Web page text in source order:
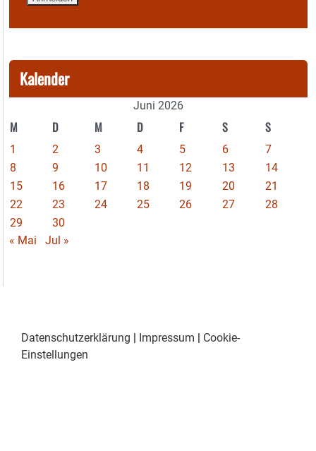
Kalender
Juni 2026
M D M D F S S
1 2 3 4 5 6
7
8
9 10 11 12 13
14
15
16 17 18 19 20
21
22
23 24 25 26 27
28
29
30
« Mai
Jul »
Datenschutzerklärung Impressum
Cookie-
Einstellungen